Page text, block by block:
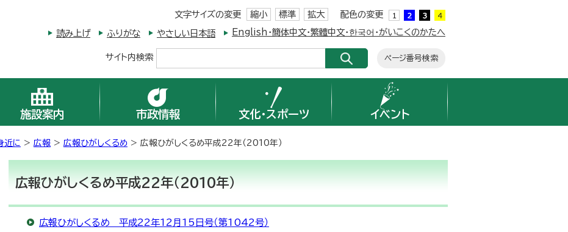
文字サイズの変更 縮小 標準 拡大 配色の変更
読み上げ ふりがな やさしい日本語 English・簡体中文・繁體中文・한국어・がいこくのかたへ
サイト内検索 ページ番号検索
施設案内 市政情報 文化・スポーツ イベント
近に > 広報 > 広報ひがしくるめ > 広報ひがしくるめ平成22年（2010年）
広報ひがしくるめ平成22年（2010年）
広報ひがしくるめ 平成22年12月15日号（第1042号）